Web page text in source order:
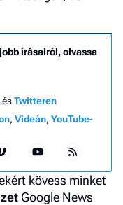
írásairól, olvassa
ésTwitteren
, Videán, YouTube-
kövess minket
Google News